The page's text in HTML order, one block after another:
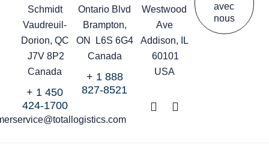
Schmidt
Vaudreuil-
Dorion, QC
J7V 8P2
Canada
+ 1 450
424-1700
Ontario Blvd
Brampton,
ON L6S 6G4
Canada
+ 1 888
827-8521
Westwood
Ave
Addison, IL
60101
USA
F
L
avec
nous